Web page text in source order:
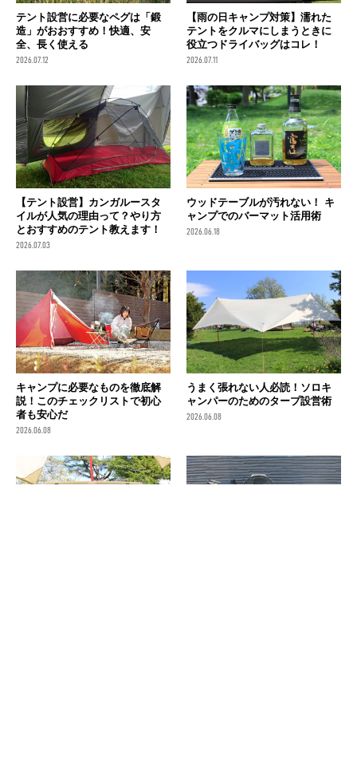
テント設営に必要なペグは「鍛
造」がおおすすめ！快適、安
全、長く使える
2026.07.12
【雨の日キャンプ対策】濡れた
テントをクルマにしまうときに
役立つドライバッグはコレ！
2026.07.11
【テント設営】カンガルースタ
イルが人気の理由って？やり方
とおすすめのテント教えます！
2026.07.03
ウッドテーブルが汚れない！ キ
ャンプでのバーマット活用術
2026.06.18
キャンプに必要なものを徹底解
説！このチェックリストで初心
者も安心だ
2026.06.08
うまく張れない人必読！ソロキ
ャンパーのためのタープ設営術
2026.06.08